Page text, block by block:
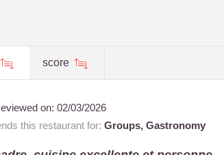
score
on: 02/03/2026
this restaurant for: Groups, Gastronomy